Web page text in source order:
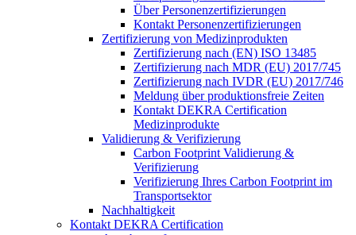
Über Personenzertifizierungen
Kontakt Personenzertifizierungen
Zertifizierung von Medizinprodukten
Zertifizierung nach (EN) ISO 13485
Zertifizierung nach MDR (EU) 2017/745
Zertifizierung nach IVDR (EU) 2017/746
Meldung über produktionsfreie Zeiten
Kontakt DEKRA Certification
Medizinprodukte
Validierung & Verifizierung
Carbon Footprint Validierung &
Verifizierung
Verifizierung Ihres Carbon Footprint im
Transportsektor
Nachhaltigkeit
Kontakt DEKRA Certification